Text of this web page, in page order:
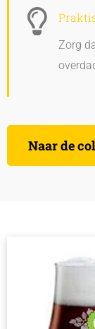
Zorg
Naar de